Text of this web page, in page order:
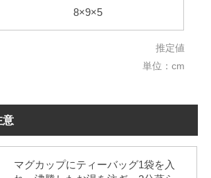
8×9×5
推定値
単位：cm
意
マグカップにティーバッグ1袋を入